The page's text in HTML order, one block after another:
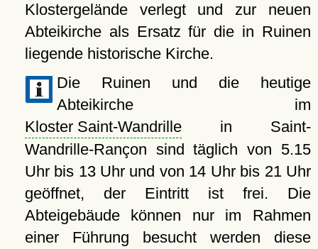
Klostergelände verlegt und zur neuen
Abteikirche als Ersatz für die in Ruinen
liegende historische Kirche.
Die Ruinen und die heutige
Abteikirche im
Kloster Saint-Wandrillein Saint-
Wandrille-Rançon sind täglich von 5.15
Uhr bis 13 Uhr und von 14 Uhr bis 21 Uhr
geöffnet, der Eintritt ist frei. Die
Abteigebäude können nur im Rahmen
einer Führung besucht werden diese